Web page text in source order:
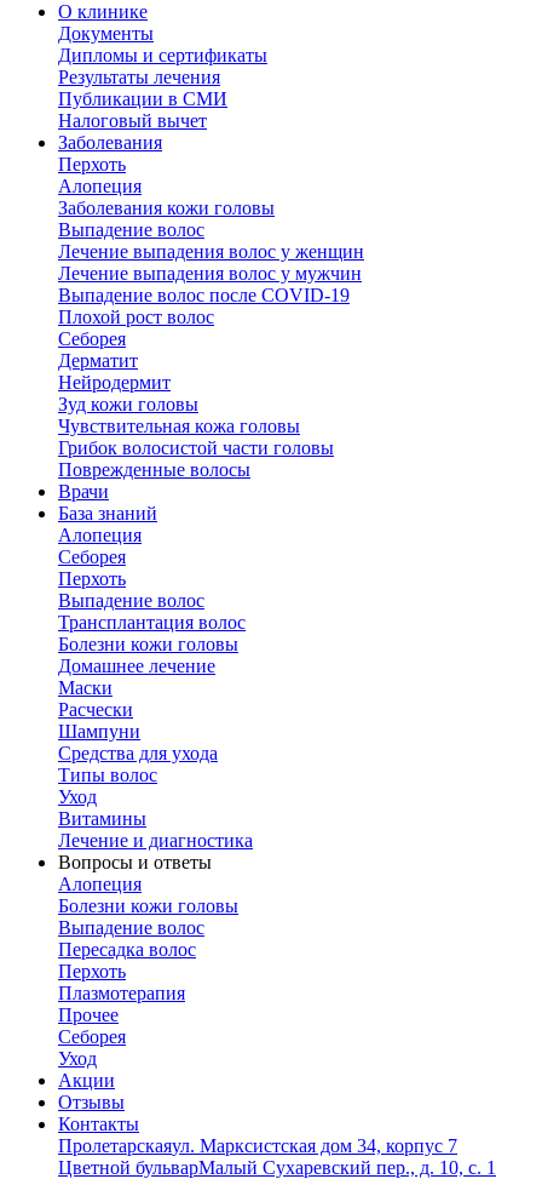
О клинике
Документы
Дипломы и сертификаты
Результаты лечения
Публикации в СМИ
Налоговый вычет
Заболевания
Перхоть
Алопеция
Заболевания кожи головы
Выпадение волос
Лечение выпадения волос у женщин
Лечение выпадения волос у мужчин
Выпадение волос после COVID-19
Плохой рост волос
Cеборея
Дерматит
Нейродермит
Зуд кожи головы
Чувствительная кожа головы
Грибок волосистой части головы
Поврежденные волосы
Врачи
База знаний
Алопеция
Себорея
Перхоть
Выпадение волос
Трансплантация волос
Болезни кожи головы
Домашнее лечение
Маски
Расчески
Шампуни
Средства для ухода
Типы волос
Уход
Витамины
Лечение и диагностика
Вопросы и ответы
Алопеция
Болезни кожи головы
Выпадение волос
Пересадка волос
Перхоть
Плазмотерапия
Прочее
Себорея
Уход
Акции
Отзывы
Контакты
Пролетарскаяул. Марксистская дом 34, корпус 7
Цветной бульварМалый Сухаревский пер., д. 10, с. 1